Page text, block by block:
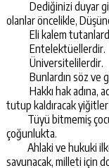
Dediğinizi duyar
olanlar öncelikle,
Eli kalem
Entelektüellerdir.
Üniversitelilerdir.
Bunlardın söz ve
Hakkı hak adına,
tutup kaldıracak
Tüyü bitmemiş
çoğunlukta.
Ahlaki ve hukuki
savunacak, milleti için